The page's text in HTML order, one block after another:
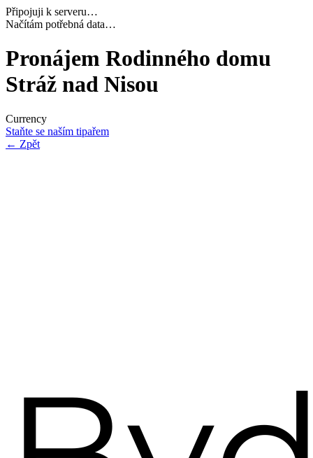
Připojuji k serveru…
Dokončuji inicializaci…
Pronájem Rodinného domu
Stráž nad Nisou
Currency
Staňte se naším tipařem
← Zpět